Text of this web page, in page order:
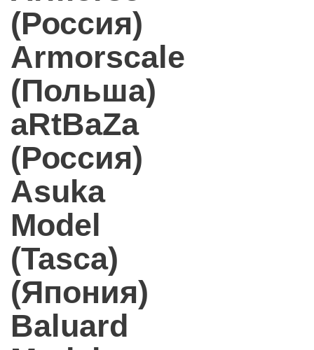
(Россия)
Armorscale
(Польша)
aRtBaZa
(Россия)
Asuka
Model
(Tasca)
(Япония)
Baluard